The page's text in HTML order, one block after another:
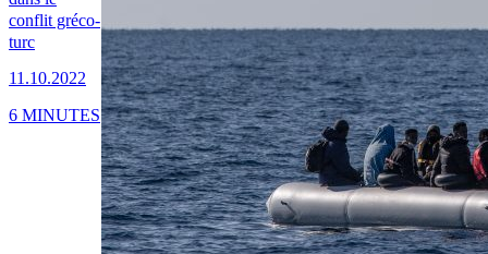
conflit gréco-
turc
11.10.2022
6 MINUTES